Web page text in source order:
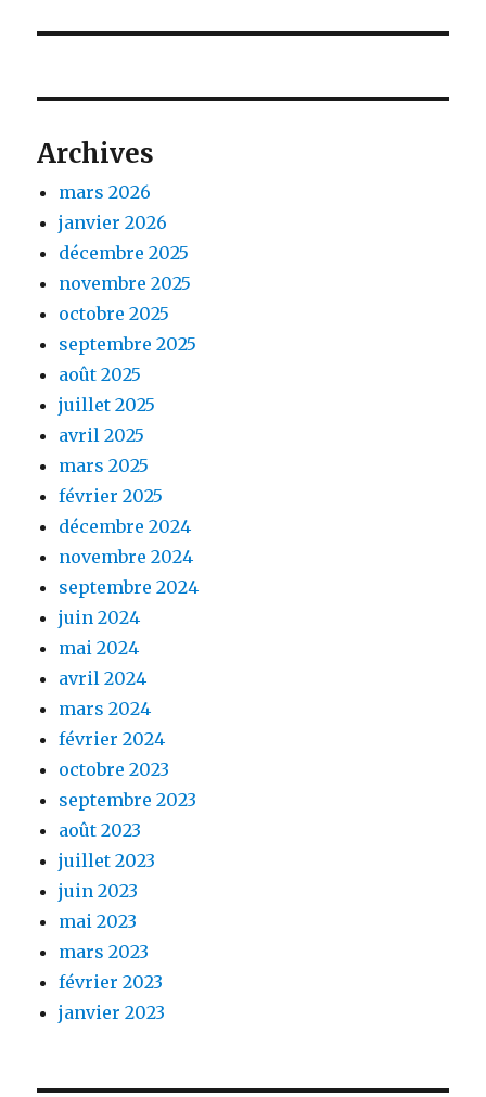
Archives
mars 2026
janvier 2026
décembre 2025
novembre 2025
octobre 2025
septembre 2025
août 2025
juillet 2025
avril 2025
mars 2025
février 2025
décembre 2024
novembre 2024
septembre 2024
juin 2024
mai 2024
avril 2024
mars 2024
février 2024
octobre 2023
septembre 2023
août 2023
juillet 2023
juin 2023
mai 2023
mars 2023
février 2023
janvier 2023